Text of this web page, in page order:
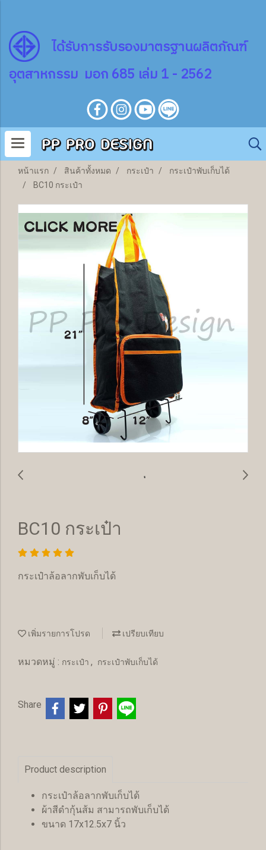
ได้รับการรับรองมาตรฐานผลิตภัณฑ์
อุตสาหกรรม มอก 685 เล่ม 1 - 2562
หน้าแรก สินค้าทั้งหมด กระเป๋า
กระเป๋าพับเก็บได้
BC10 กระเป๋า
BC10 กระเป๋า
กระเป๋าล้อลากพับเก็บได้
เพิ่มรายการโปรด เปรียบเทียบ
หมวดหมู่ : กระเป๋า , กระเป๋าพับเก็บได้
Share
Product description
กระเป๋าล้อลากพับเก็บได้
ผ้าสีดำกุ้นส้ม สามารถพับเก็บได้
ขนาด 17x12.5x7 นิ้ว